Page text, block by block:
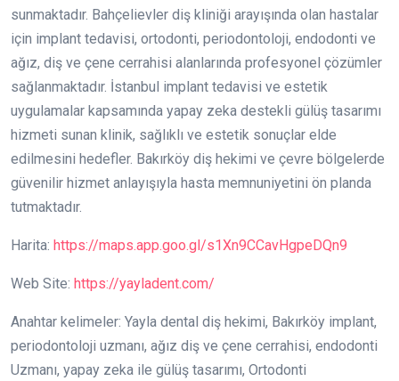
sunmaktadır. Bahçelievler diş kliniği arayışında olan hastalar
için implant tedavisi, ortodonti, periodontoloji, endodonti ve
ağız, diş ve çene cerrahisi alanlarında profesyonel çözümler
sağlanmaktadır. İstanbul implant tedavisi ve estetik
uygulamalar kapsamında yapay zeka destekli gülüş tasarımı
hizmeti sunan klinik, sağlıklı ve estetik sonuçlar elde
edilmesini hedefler. Bakırköy diş hekimi ve çevre bölgelerde
güvenilir hizmet anlayışıyla hasta memnuniyetini ön planda
tutmaktadır.
Harita: https://maps.app.goo.gl/s1Xn9CCavHgpeDQn9
Web Site: https://yayladent.com/
Anahtar kelimeler: Yayla dental diş hekimi, Bakırköy implant,
periodontoloji uzmanı, ağız diş ve çene cerrahisi, endodonti
Uzmanı, yapay zeka ile gülüş tasarımı, Ortodonti